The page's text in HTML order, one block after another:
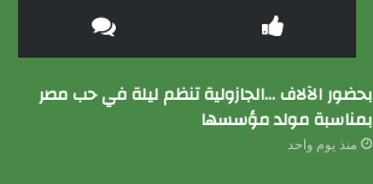
بحضور الآلاف …الجازولية تنظم ليلة في حب مصر
بمناسبة مولد مؤسسها
منذ يوم واحد